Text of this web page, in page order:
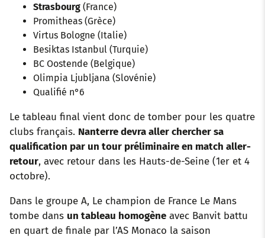
Strasbourg (France)
Promitheas (Grèce)
Virtus Bologne (Italie)
Besiktas Istanbul (Turquie)
BC Oostende (Belgique)
Olimpia Ljubljana (Slovénie)
Qualifié n°6
Le tableau final vient donc de tomber pour les quatre
clubs français. Nanterre devra aller chercher sa
qualification par un tour préliminaire en match aller-
retour, avec retour dans les Hauts-de-Seine (1er et 4
octobre).
Dans le groupe A, Le champion de France Le Mans
tombe dans un tableau homogène avec Banvit battu
en quart de finale par l’AS Monaco la saison